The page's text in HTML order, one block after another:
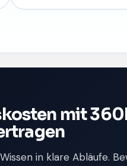
mit
in klare Abläufe.